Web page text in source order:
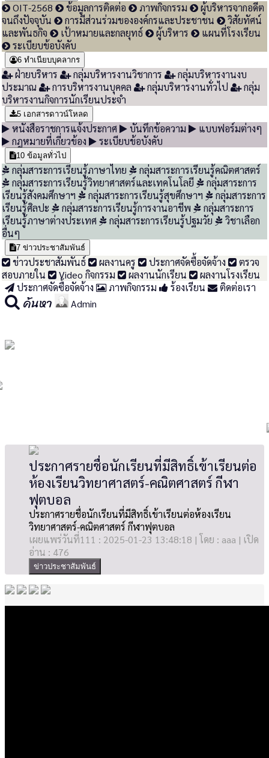
OIT-2568 ข้อมูลการติดต่อ ภาพกิจกรรม
ผู้บริหารจากอดีต
จนถึงปัจจุบัน
การมีส่วนร่วมขององค์กรและประชาชน
วิสัยทัศน์
และพันธกิจ
เป้าหมายและกลยุทธ์ ผู้บริหาร
แผนที่โรงเรียน
ระเบียบข้อบังคับ
6 ทำเนียบบุคลากร
ฝ่ายบริหาร กลุ่มบริหารงานวิชาการ
กลุ่มบริหารงานงบ
ประมาณ
การบริหารงานบุคคล กลุ่มบริหารงานทั่วไป
กลุ่ม
บริหารงานกิจการนักเรียนประจำ
5 เอกสารดาวน์โหลด
หนังสือราชการแจ้งประกาศ บันทึกข้อความ
แบบฟอร์มต่างๆ
กฎหมายที่เกี่ยวข้อง
ระเบียบข้อบังคับ
10 ข้อมูลทั่วไป
กลุ่มสาระการเรียนรู้ภาษาไทย
กลุ่มสาระการเรียนรู้คณิตศาสตร์
กลุ่มสาระการเรียนรู้วิทยาศาสตร์และเทคโนโลยี
กลุ่มสาระการ
เรียนรู้สังคมศึกษาฯ
กลุ่มสาระการเรียนรู้สุขศึกษาฯ
กลุ่มสาระการ
เรียนรู้ศิลปะ
กลุ่มสาระการเรียนรู้การงานอาชีพ
กลุ่มสาระการ
เรียนรู้ภาษาต่างประเทศ
กลุ่มสาระการเรียนรู้ปฐมวัย
วิชาเลือก
อื่นๆ
7 ข่าวประชาสัมพันธ์
ข่าวประชาสัมพันธ์ ผลงานครู ประกาศจัดซื้อจัดจ้าง
ตรวจ
สอบภายใน
Video กิจกรรม ผลงานนักเรียน
ผลงานโรงเรียน
ประกาศจัดซื้อจัดจ้าง
ภาพกิจกรรม ร้องเรียน ติดต่อเรา
ค้นหา Admin
ประกาศรายชื่อนักเรียนที่มีสิทธิ์เข้าเรียนต่อ
ห้องเรียนวิทยาศาสตร์-คณิตศาสตร์ กีฬา
ฟุตบอล
ประกาศรายชื่อนักเรียนที่มีสิทธิ์เข้าเรียนต่อห้องเรียน
วิทยาศาสตร์-คณิตศาสตร์ กีฬาฟุตบอล
เผยแพร่วันที่111 : 2025-01-23 13:48:18 | โดย : aaa | เปิด
อ่าน : 476
ข่าวประชาสัมพันธ์